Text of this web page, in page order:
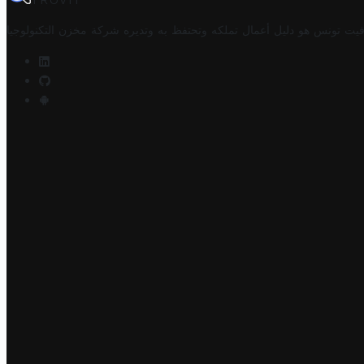
تونس هو دليل أعمال تملكه وتحتفظ به وتديره شركة مخزن التكنولوجيا